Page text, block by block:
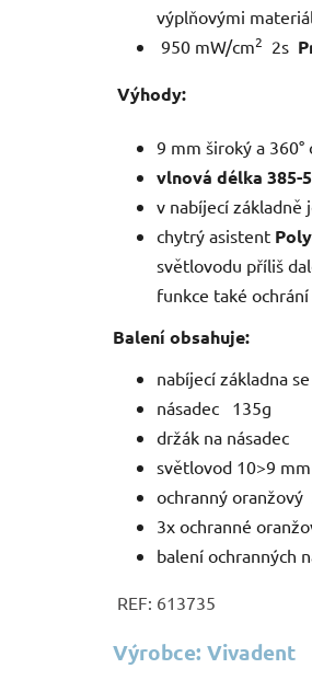
výplňovými
950 mW/cm2 2s
Výhody:
9 mm široký a
vlnová délka 385-
v nabíjecí základně
chytrý asistent
světlovodu příliš
funkce také
Balení obsahuje:
nabíjecí základna
násadec 135g
držák na násadec
světlovod 10>9
ochranný
3x ochranné
balení ochranných
REF: 613735
Výrobce: Vivadent